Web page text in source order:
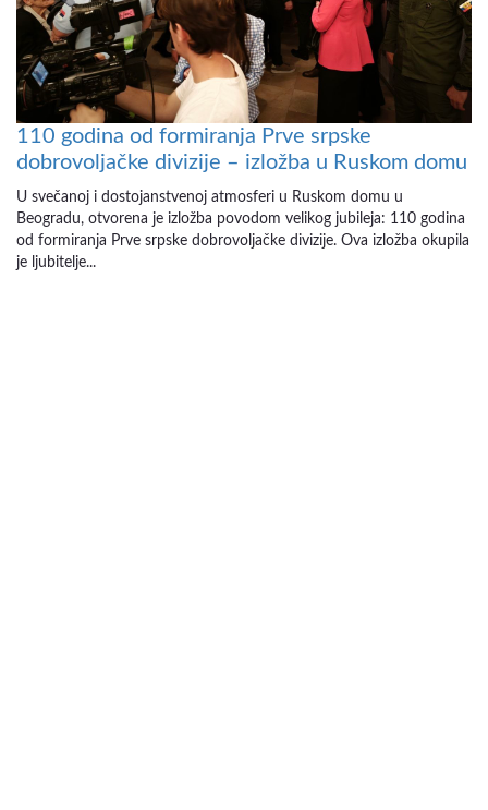
110 godina od formiranja Prve srpske
dobrovoljačke divizije – izložba u Ruskom domu
U svečanoj i dostojanstvenoj atmosferi u Ruskom domu u
Beogradu, otvorena je izložba povodom velikog jubileja: 110 godina
od formiranja Prve srpske dobrovoljačke divizije. Ova izložba okupila
je ljubitelje...